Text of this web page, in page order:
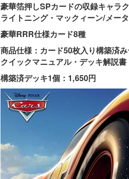
豪華箔押しSPカードの収録キャラ
ライトニング・マックィーン/メー
豪華RRR仕様カード8種
商品仕様：カード50枚入り構築済
クイックマニュアル・デッキ解説
構築済デッキ1個：1,650円